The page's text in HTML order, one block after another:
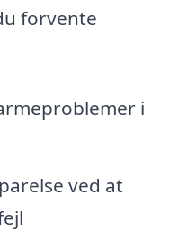
forvente
i
ved at